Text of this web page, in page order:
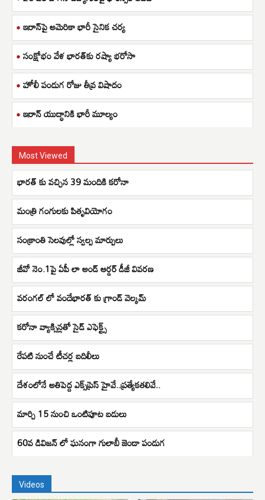
ఇరాన్‌పై అమెరికా భారీ సైనిక చర్య
సంక్షోభం వేళ భారత్‌కు రష్యా భరోసా
హోలీ పండుగ రోజు తీవ్ర విషాదం
ఇరాన్ యుద్ధానికి భారీ మూల్యం
Most Viewed
భారత్ కు వచ్చిన 39 మందికి కరోనా
మంత్రి గంగులకు పితృవియోగం
సంక్రాంతి సెలవుల్లో స్వల్ప మార్పులు
జీవో నెం.1పై ఏపీ లా అండ్ ఆర్డర్ డీజీ వివరణ
వరంగల్ లో వందేభారత్ కు గ్రాండ్ వెల్కమ్
కరోనా వ్యాక్సిన్లతో సైడ్ ఎఫెక్ట్స్
రేపటి నుంచే టీచర్ల బదిలీలు
దేశంలోనే అతిపెద్ద ఎక్స్‌ప్రెస్ హైవే..ప్రత్యేకతలివే..
మార్చి 15 నుంచి ఒంటిపూట బడులు
60వ డివిజన్ లో ఘనంగా గులాబీ జెండా పండుగ
Videos